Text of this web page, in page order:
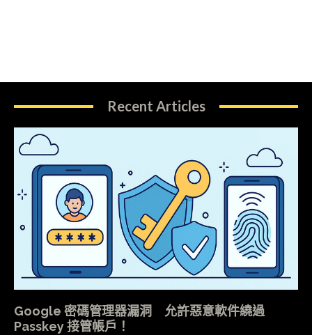
Recent Articles
Google 密碼管理器漏洞 允許惡意軟件繞過
Passkey 接管帳戶！